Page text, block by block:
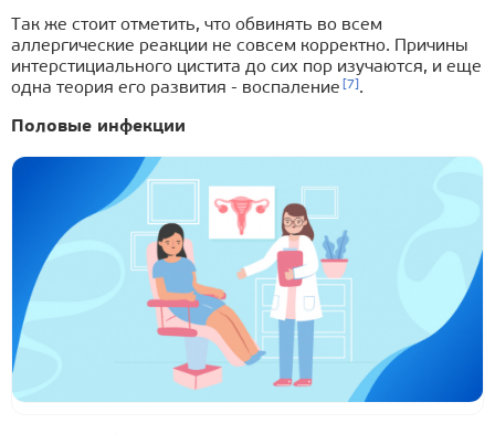
Так же стоит отметить, что обвинять во всем
аллергические реакции не совсем корректно. Причины
интерстициального цистита до сих пор изучаются, и еще
одна теория его развития - воспаление [7] .
Половые инфекции